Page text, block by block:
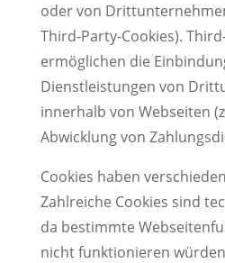
oder von
Third-Party-Cookies).
ermöglichen die
Dienstleistungen von
innerhalb von Webseiten
Abwicklung von
Cookies haben
Zahlreiche Cookies sind
da bestimmte
nicht funktionieren würden